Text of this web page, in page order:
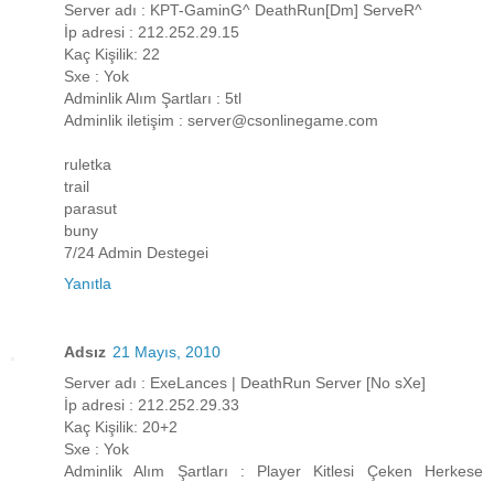
Server adı : KPT-GaminG^ DeathRun[Dm] ServeR^
İp adresi : 212.252.29.15
Kaç Kişilik: 22
Sxe : Yok
Adminlik Alım Şartları : 5tl
Adminlik iletişim : server@csonlinegame.com
ruletka
trail
parasut
buny
7/24 Admin Destegei
Yanıtla
Adsız 21 Mayıs, 2010
Server adı : ExeLances | DeathRun Server [No sXe]
İp adresi : 212.252.29.33
Kaç Kişilik: 20+2
Sxe : Yok
Adminlik Alım Şartları : Player Kitlesi Çeken Herkese